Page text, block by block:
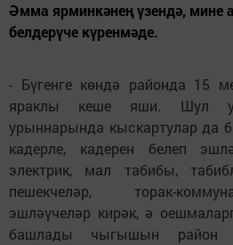
Әмма ярминкәнең үзендә, мине
белдерүче күренмәде.
- Бүгенге көндә районда 15
яраклы кеше яши. Шул
урыннарында кыскартулар да
кадерле, кадерен белеп
электрик, мал табибы,
пешекчеләр, торак-
эшләүчеләр кирәк, ә
башлады чыгышын район